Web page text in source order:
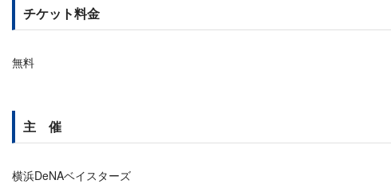
チケット料金
無料
主 催
横浜DeNAベイスターズ